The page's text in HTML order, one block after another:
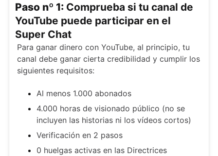
Paso nº 1: Comprueba si tu canal de
YouTube puede participar en el
Super Chat
Para ganar dinero con YouTube, al principio, tu
canal debe ganar cierta credibilidad y cumplir los
siguientes requisitos:
Al menos 1.000 abonados
4.000 horas de visionado público (no se
incluyen las historias ni los vídeos cortos)
Verificación en 2 pasos
0 huelgas activas en las Directrices